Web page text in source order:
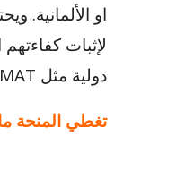
او الألمانية.
لإثبات
دولية مثل GRE, GMAT وما إلى ذلك. ويمكن للمرشحين التحقق من لغة التدريس أثناء اختيار البرنامج.
تغطي المنحة